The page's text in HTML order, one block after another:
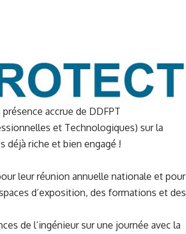
présence accrue de DDFPT
et Technologiques) sur la
riche et bien engagé !
leur réunion annuelle nationale et pour
d’exposition, des formations et des
de l’ingénieursur une journée avec la